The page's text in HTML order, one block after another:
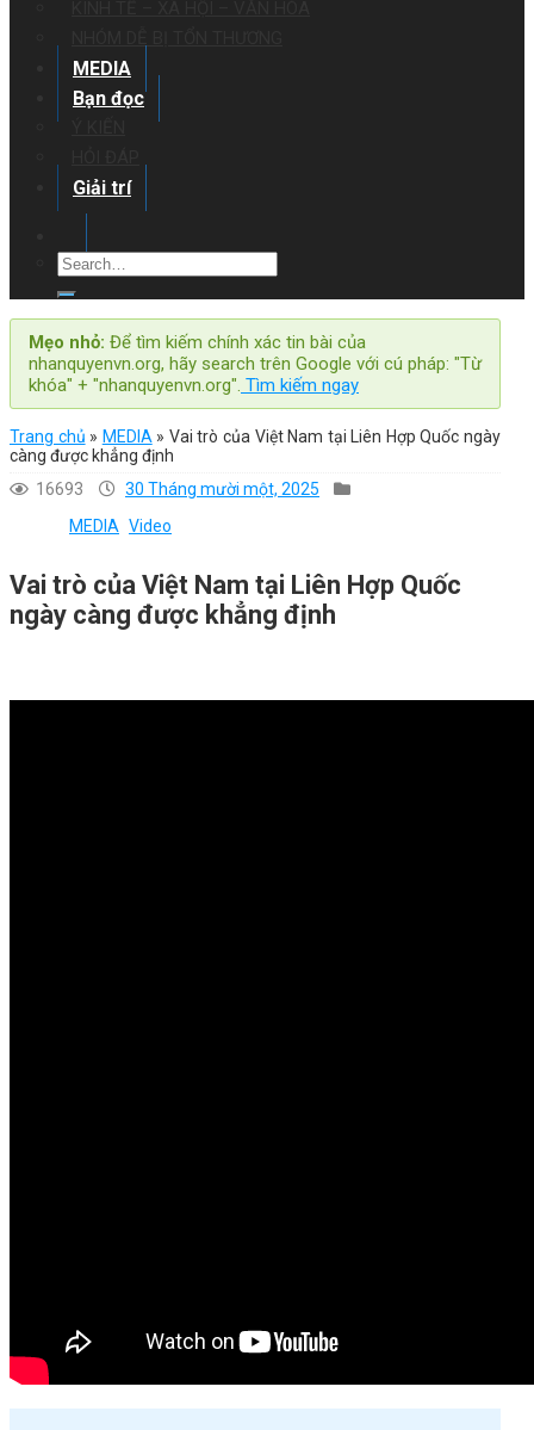
MEDIA
Bạn đọc
Giải trí
Mẹo nhỏ: Để tìm kiếm chính xác tin bài của
nhanquyenvn.org, hãy search trên Google với cú pháp: "Từ
khóa" + "nhanquyenvn.org". Tìm kiếm ngay
Trang chủ » MEDIA » Vai trò của Việt Nam tại Liên Hợp Quốc ngày
càng được khẳng định
16693
30 Tháng mười một, 2025
MEDIA Video
Vai trò của Việt Nam tại Liên Hợp Quốc
ngày càng được khẳng định